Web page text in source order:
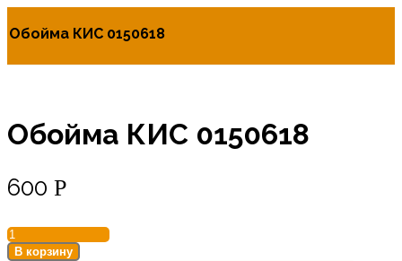
Обойма КИС 0150618
Обойма КИС 0150618
600 Р
Количество
товара
В корзину